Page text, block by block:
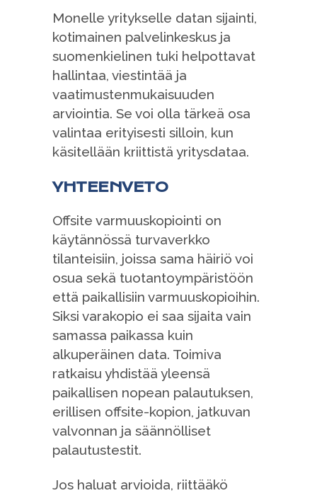
Monelle yritykselle datan sijainti,
kotimainen palvelinkeskus ja
suomenkielinen tuki helpottavat
hallintaa, viestintää ja
vaatimustenmukaisuuden
arviointia. Se voi olla tärkeä osa
valintaa erityisesti silloin, kun
käsitellään kriittistä yritysdataa.
YHTEENVETO
Offsite varmuuskopiointi on
käytännössä turvaverkko
tilanteisiin, joissa sama häiriö voi
osua sekä tuotantoympäristöön
että paikallisiin varmuuskopioihin.
Siksi varakopio ei saa sijaita vain
samassa paikassa kuin
alkuperäinen data. Toimiva
ratkaisu yhdistää yleensä
paikallisen nopean palautuksen,
erillisen offsite-kopion, jatkuvan
valvonnan ja säännölliset
palautustestit.
Jos haluat arvioida, riittääkö